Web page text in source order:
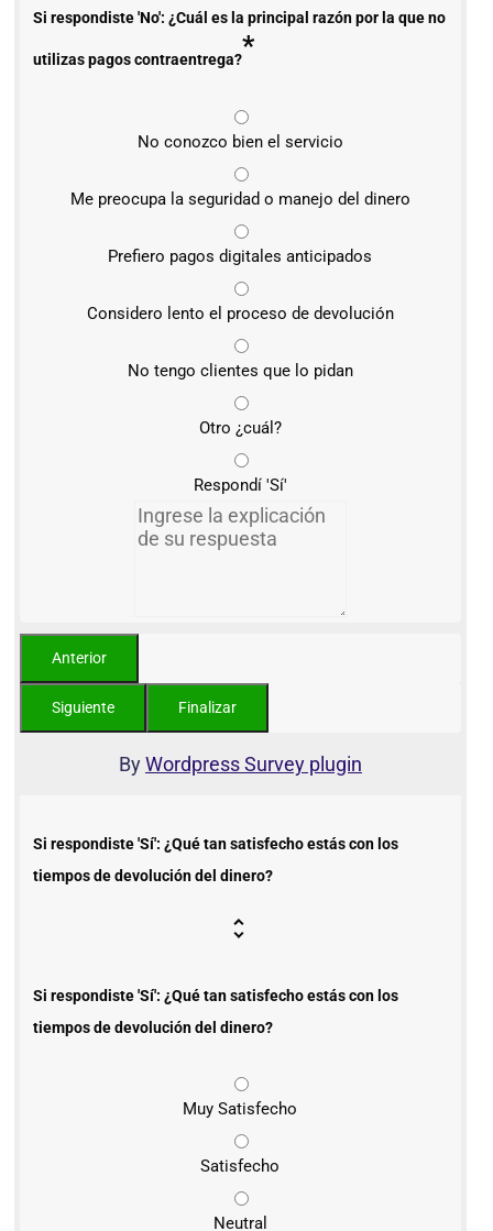
Si respondiste 'No': ¿Cuál es la principal razón por la que no
utilizas pagos contraentrega?*
No conozco bien el servicio
Me preocupa la seguridad o manejo del dinero
Prefiero pagos digitales anticipados
Considero lento el proceso de devolución
No tengo clientes que lo pidan
Otro ¿cuál?
Respondí 'Sí'
ByWordpress Survey plugin
Si respondiste 'Sí': ¿Qué tan satisfecho estás con los
tiempos de devolución del dinero?
Si respondiste 'Sí': ¿Qué tan satisfecho estás con los
tiempos de devolución del dinero?
Muy Satisfecho
Satisfecho
Neutral